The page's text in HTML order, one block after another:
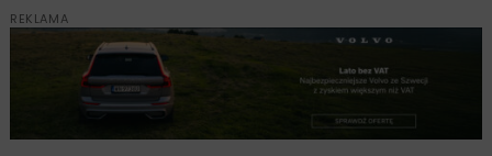
REKLAMA